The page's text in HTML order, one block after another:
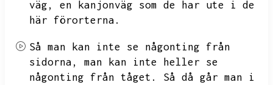
väg,
en kanjonväg som de har ute i de
här förorterna.
Så man kan inte se någonting från
sidorna,
man kan inte heller se
någonting från tåget.
Så då går man i